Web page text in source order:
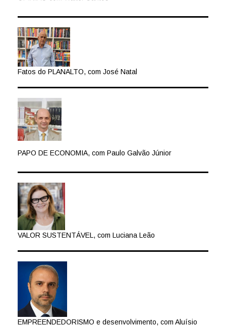
Fatos do PLANALTO, com José Natal
PAPO DE ECONOMIA, com Paulo Galvão Júnior
VALOR SUSTENTÁVEL, com Luciana Leão
EMPREENDEDORISMO e desenvolvimento, com Aluísio